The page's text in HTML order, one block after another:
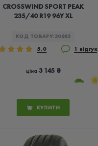
CROSSWIND SPORT PEAK
235/40 R19 96Y XL
КОД ТОВАРУ:30683
5.0 1 відгук
ціна3 145 ₴
КУПИТИ